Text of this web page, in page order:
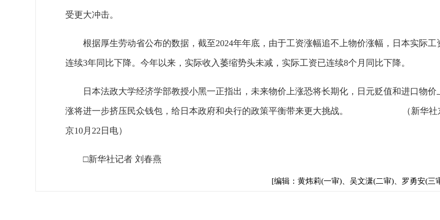
受更大冲击。
根据厚生劳动省公布的数据，截至2024年年底，由于工资涨幅追不上物价涨幅，日本实际工
连续3年同比下降。今年以来，实际收入萎缩势头未减，实际工资已连续8个月同比下降。
日本法政大学经济学部教授小黑一正指出，未来物价上涨恐将长期化，日元贬值和进口物价
涨将进一步挤压民众钱包，给日本政府和央行的政策平衡带来更大挑战。 （新华社
京10月22日电）
□新华社记者 刘春燕
[编辑：黄炜莉(一审)、吴文潇(二审)、罗勇安(三